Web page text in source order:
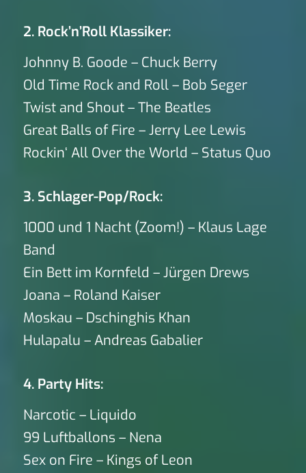
2. Rock’n’Roll Klassiker:
Johnny B. Goode – Chuck Berry
Old Time Rock and Roll – Bob Seger
Twist and Shout – The Beatles
Great Balls of Fire – Jerry Lee Lewis
Rockin‘ All Over the World – Status Quo
3. Schlager-Pop/Rock:
1000 und 1 Nacht (Zoom!) – Klaus Lage
Band
Ein Bett im Kornfeld – Jürgen Drews
Joana – Roland Kaiser
Moskau – Dschinghis Khan
Hulapalu – Andreas Gabalier
4. Party Hits:
Narcotic – Liquido
99 Luftballons – Nena
Sex on Fire – Kings of Leon